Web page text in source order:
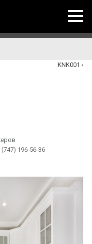
KNK001
(747) 196-56-36